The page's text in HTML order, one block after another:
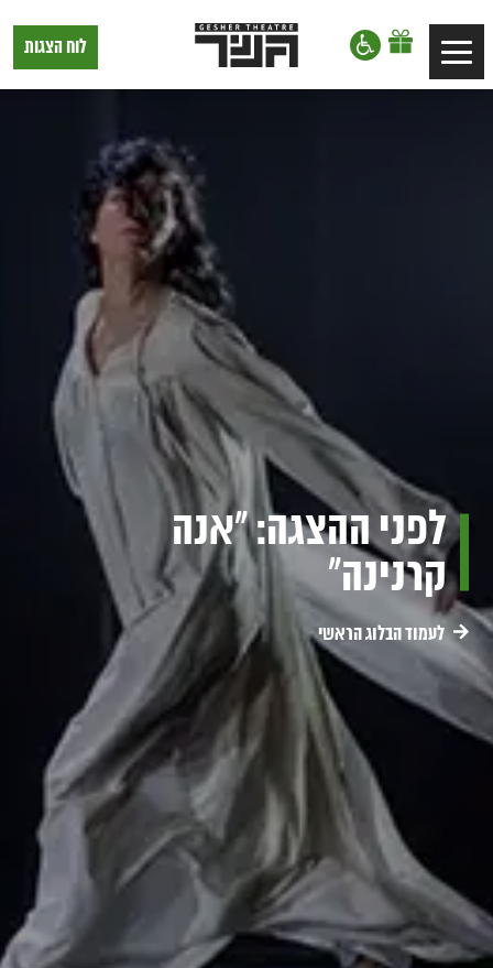
דלג לסרגל הניווט
דלג לתוכן
Toggle
navigation
תיאטרון
גשר,
לוח הצגות
לפני ההצגה: "אנה
קרנינה"
לעמוד הבלוג הראשי